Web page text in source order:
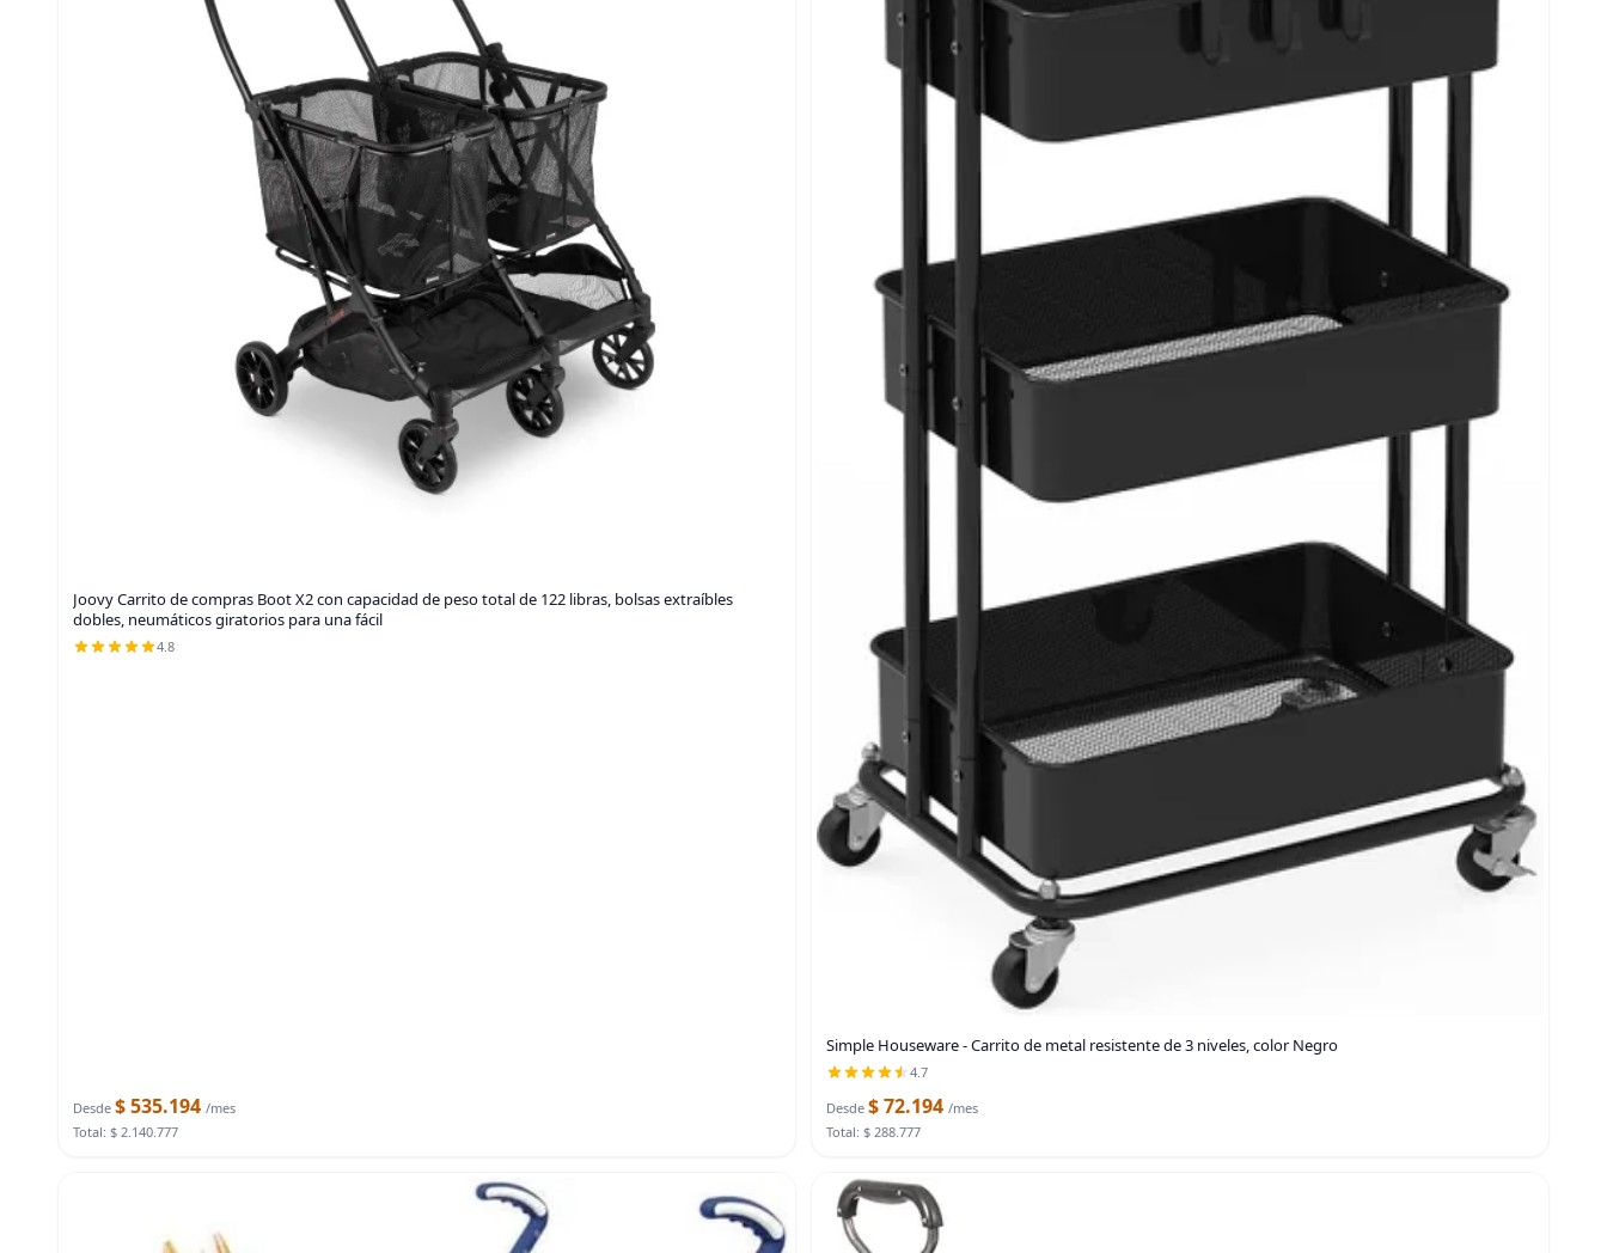
Joovy Carrito de compras Boot X2 con capacidad de peso total de 122 libras, bolsas extraíbles
dobles, neumáticos giratorios para una fácil
4.8
Desde $ 535.194 /mes
Total: $ 2.140.777
Simple Houseware - Carrito de metal resistente de 3 niveles, color Negro
4.7
Desde $ 72.194 /mes
Total: $ 288.777